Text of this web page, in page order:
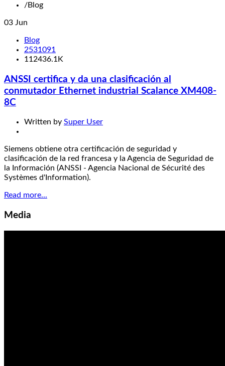
/Blog
03 Jun
Blog
2531091
112436.1K
ANSSI certifica y da una clasificación al
conmutador Ethernet industrial Scalance XM408-
8C
Written by Super User
Siemens obtiene otra certificación de seguridad y
clasificación de la red francesa y la Agencia de Seguridad de
la Información (ANSSI - Agencia Nacional de Sécurité des
Systèmes d'Information).
Read more...
Media